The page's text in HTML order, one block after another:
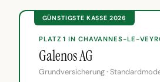
GÜNSTIGSTE KASSE 2026
PLATZ 1 IN CHAVANNES-LE-
Galenos AG
Grundversicherung ·